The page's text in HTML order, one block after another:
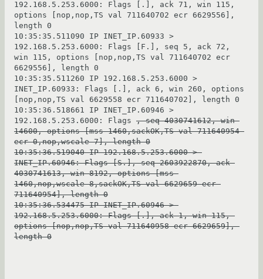
192.168.5.253.6000: Flags [.], ack 71, win 115,
options [nop,nop,TS val 711640702 ecr 6629556],
10:35:35.511090 IP INET_IP.60933 >
192.168.5.253.6000: Flags [F.], seq 5, ack 72,
win 115, options [nop,nop,TS val 711640702 ecr
10:35:35.511260 IP 192.168.5.253.6000 >
INET_IP.60933: Flags [.], ack 6, win 260, options
10:35:36.518661 IP INET_IP.60946 >
192.168.5.253.6000: Flags , seq 4030741612, win
14600, options [mss 1460,sackOK,TS val 711640954
ecr 0,nop,wscale 7], length 0
10:35:36.519040 IP 192.168.5.253.6000 >
INET_IP.60946: Flags [S.], seq 2603922870, ack
4030741613, win 8192, options [mss
1460,nop,wscale 8,sackOK,TS val 6629659 ecr
711640954], length 0
10:35:36.534475 IP INET_IP.60946 >
192.168.5.253.6000: Flags [.], ack 1, win 115,
options [nop,nop,TS val 711640958 ecr 6629659],
length 0